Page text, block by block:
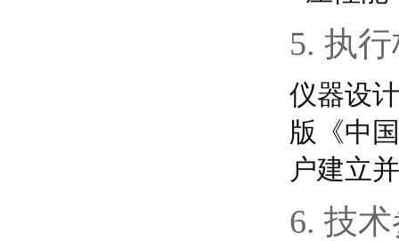
5. 执
仪器设
版《中
户建立
6. 技